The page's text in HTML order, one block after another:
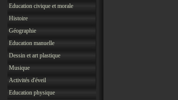
Education civique et morale
Histoire
Géographie
Education manuelle
Dessin et art plastique
Musique
Activités d'éveil
Education physique